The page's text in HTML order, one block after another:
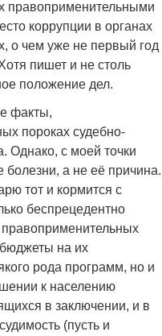
правоприменительными
коррупции в органах
о чем уже не первый год
пишет и не столь
положение дел.
факты,
пороках судебно-
Однако, с моей точки
болезни, а не её причина.
тот и кормится с
беспрецедентно
на их
рода программ, но и
к населению
в заключении, и в
(пусть и